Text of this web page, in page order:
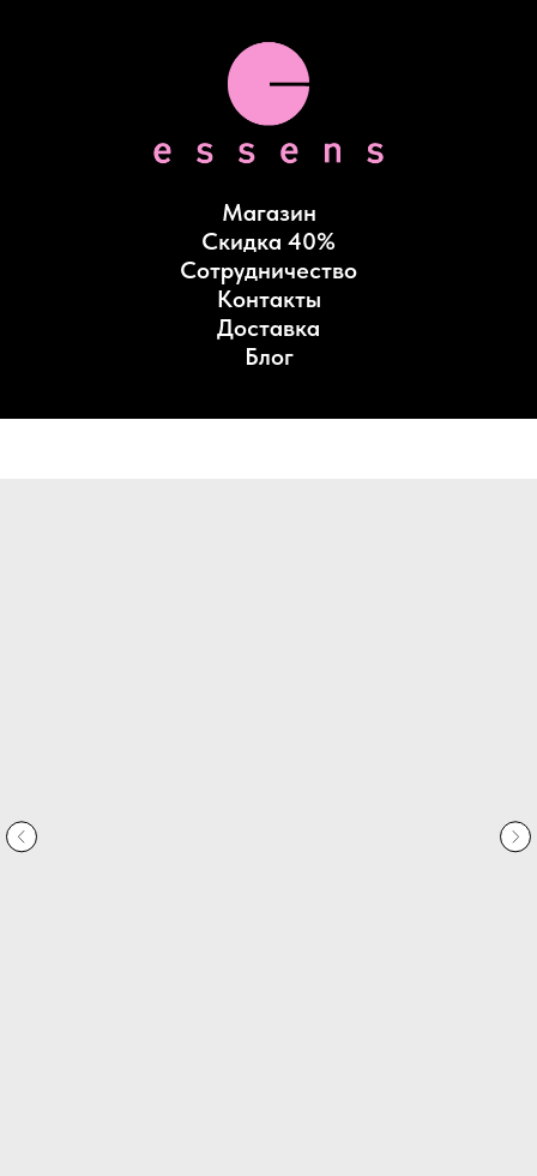
Магазин
Скидка 40%
Сотрудничество
Контакты
Доставка
Блог